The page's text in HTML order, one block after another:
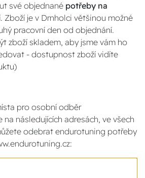
své objednané potřeby na
. Zboží je v Drnholci většinou možné
pracovní den od objednání.
zboží skladem, aby jsme vám ho
- dostupnost zboží vidíte
pro osobní odběr
na následujících adresách, ve všech
odebrat endurotuning potřeby